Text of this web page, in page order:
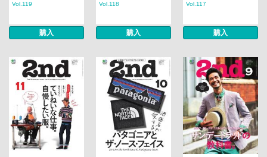
Vol.119
購入
Vol.118
購入
Vol.117
購入